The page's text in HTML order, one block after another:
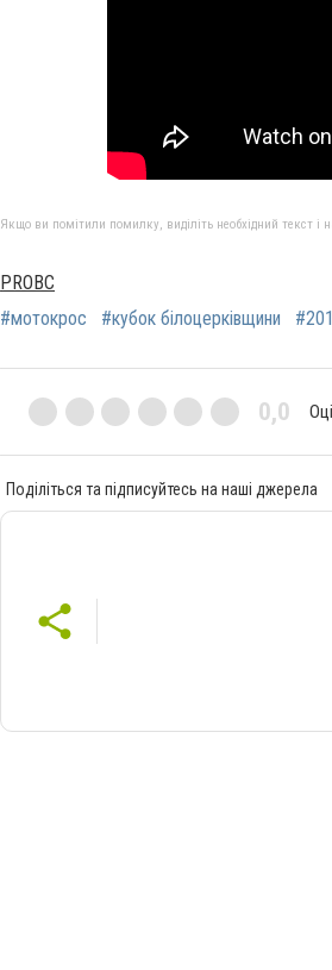
Якщо ви помітили помилку, виділіть необхідний текст і
PROBC
#мотокрос
#кубок білоцерківщини
0,0
Поділіться та підписуйтесь на наші джерела